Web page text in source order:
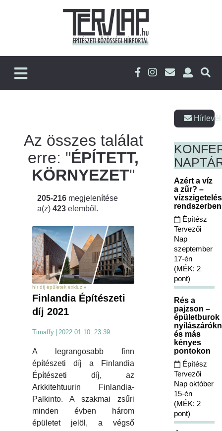
Az összes találat
erre: "ÉPÍTETT,
KÖRNYEZET"
205-216 megjelenítése
a(z) 423 elemből.
hír díj épületek exkluzív
Finlandia Építészeti
díj 2021
Timaffy | 2022.01.10. 23:39
A legrangosabb finn
építészeti díj a Finlandia
Építészeti díj, az
Arkkitehtuurin Finlandia-
Palkinto. A szakmai zsűri
minden évben három
épületet jelöl, a végső
Azért a víz
a zűr? –
Építész
Tervezői
Nap
szeptember
17-én
(MÉK: 2
pont)
Rés a
pajzson –
épületburok
és más
kényes
pontokon
Építész
Tervezői
Nap október
15-én
(MÉK: 2
pont)